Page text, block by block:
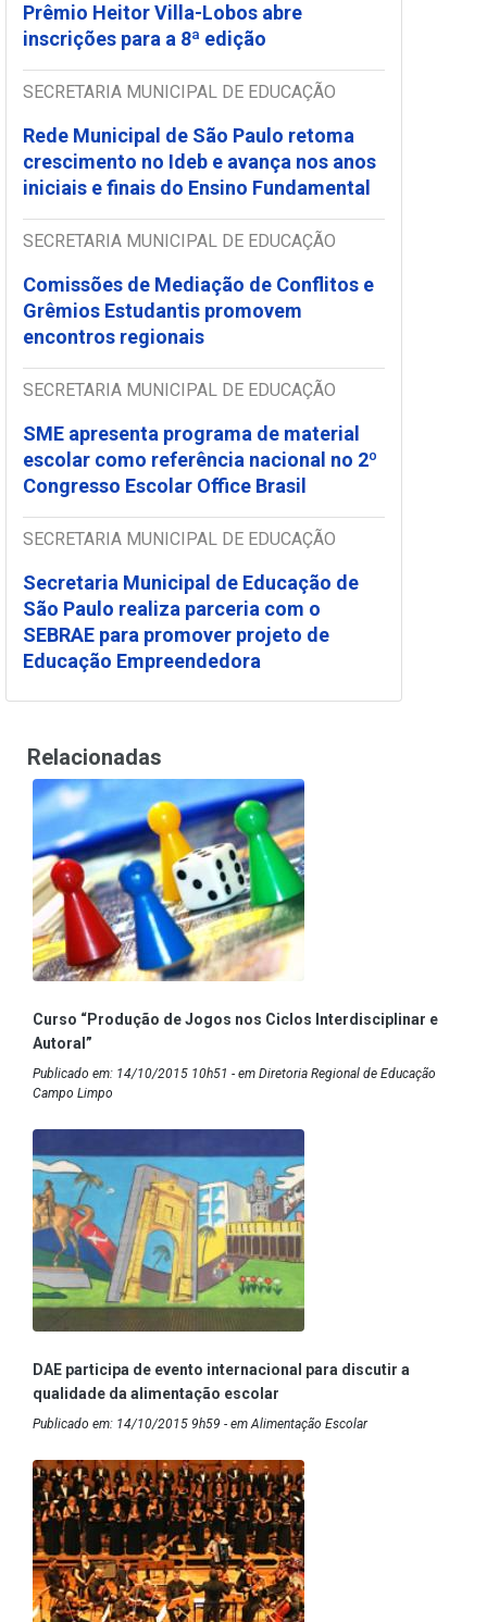
Prêmio Heitor Villa-Lobos abre
inscrições para a 8ª edição
SECRETARIA MUNICIPAL DE EDUCAÇÃO
Rede Municipal de São Paulo retoma
crescimento no Ideb e avança nos anos
iniciais e finais do Ensino Fundamental
SECRETARIA MUNICIPAL DE EDUCAÇÃO
Comissões de Mediação de Conflitos e
Grêmios Estudantis promovem
encontros regionais
SECRETARIA MUNICIPAL DE EDUCAÇÃO
SME apresenta programa de material
escolar como referência nacional no 2º
Congresso Escolar Office Brasil
SECRETARIA MUNICIPAL DE EDUCAÇÃO
Secretaria Municipal de Educação de
São Paulo realiza parceria com o
SEBRAE para promover projeto de
Educação Empreendedora
Relacionadas
Curso “Produção de Jogos nos Ciclos Interdisciplinar e
Autoral”
Publicado em: 14/10/2015 10h51 - em Diretoria Regional de Educação
Campo Limpo
DAE participa de evento internacional para discutir a
qualidade da alimentação escolar
Publicado em: 14/10/2015 9h59 - em Alimentação Escolar